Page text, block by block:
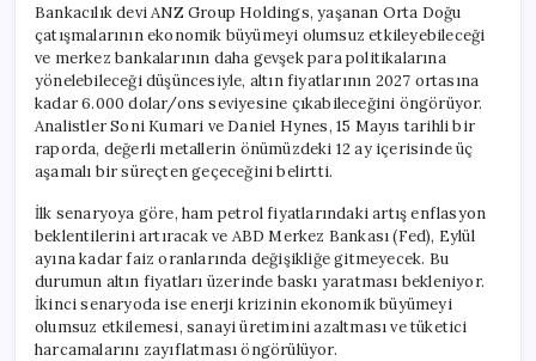
Fiyat
Tahminini
Yeniden
Değerlendirdi
için
Bankacılık devi ANZ Group Holdings, yaşanan Orta Doğu
çatışmalarının ekonomik büyümeyi olumsuz etkileyebileceği
ve merkez bankalarının daha gevşek para politikalarına
yönelebileceği düşüncesiyle, altın fiyatlarının 2027 ortasına
kadar 6.000 dolar/ons seviyesine çıkabileceğini öngörüyor.
Analistler Soni Kumari ve Daniel Hynes, 15 Mayıs tarihli bir
raporda, değerli metallerin önümüzdeki 12 ay içerisinde üç
aşamalı bir süreçten geçeceğini belirtti.
İlk senaryoya göre, ham petrol fiyatlarındaki artış enflasyon
beklentilerini artıracak ve ABD Merkez Bankası (Fed), Eylül
ayına kadar faiz oranlarında değişikliğe gitmeyecek. Bu
durumun altın fiyatları üzerinde baskı yaratması bekleniyor.
İkinci senaryoda ise enerji krizinin ekonomik büyümeyi
olumsuz etkilemesi, sanayi üretimini azaltması ve tüketici
harcamalarını zayıflatması öngörülüyor.